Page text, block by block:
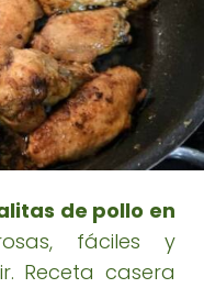
de pollo en
fáciles y
Receta casera